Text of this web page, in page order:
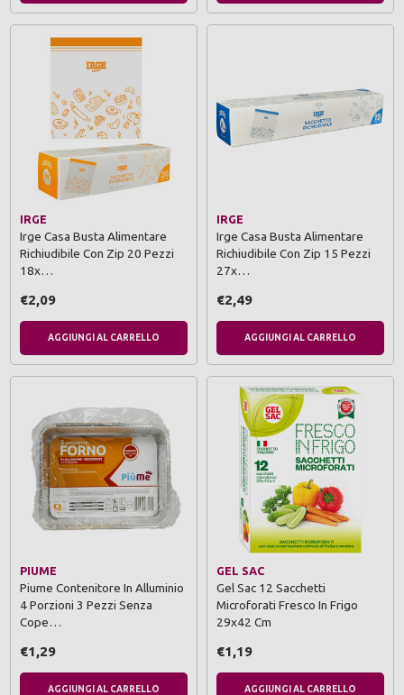
IRGE
Irge Casa Busta Alimentare
Richiudibile Con Zip 20 Pezzi
18x…
€2,09
AGGIUNGI AL CARRELLO
IRGE
Irge Casa Busta Alimentare
Richiudibile Con Zip 15 Pezzi
27x…
€2,49
AGGIUNGI AL CARRELLO
PIUME
Piume Contenitore In Alluminio
4 Porzioni 3 Pezzi Senza
Cope…
€1,29
AGGIUNGI AL CARRELLO
GEL SAC
Gel Sac 12 Sacchetti
Microforati Fresco In Frigo
29x42 Cm
€1,19
AGGIUNGI AL CARRELLO